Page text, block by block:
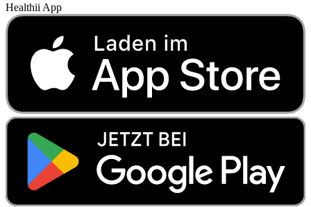
Healthii App